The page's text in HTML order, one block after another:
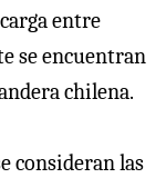
entre
se encuentran
chilena.
consideran las